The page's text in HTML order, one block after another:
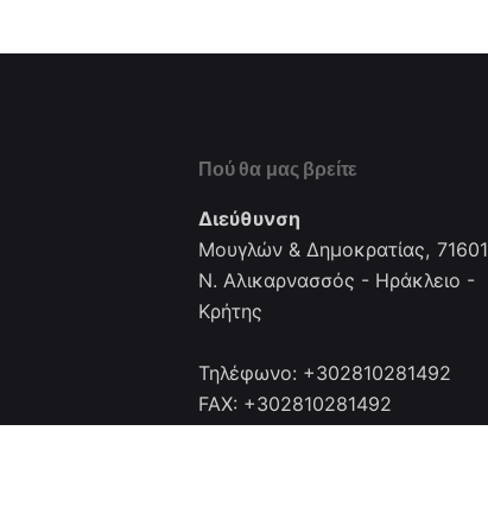
Πού θα μας βρείτε
Διεύθυνση
Μουγλών & Δημοκρατίας, 71601
Ν. Αλικαρνασσός - Ηράκλειο -
Κρήτης
Τηλέφωνο: +302810281492
FAX: +302810281492